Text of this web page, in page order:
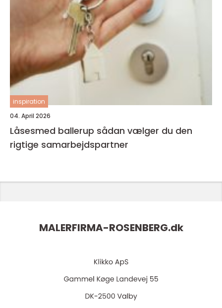
inspiration
04. April 2026
Låsesmed ballerup sådan vælger du den
rigtige samarbejdspartner
MALERFIRMA-ROSENBERG.dk